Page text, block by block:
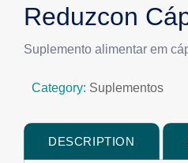
Reduzcon
Suplemento alimentar em
Category: Suplementos
DESCRIPTION